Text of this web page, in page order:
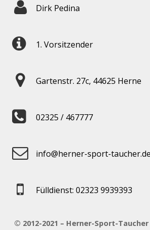
Dirk Pedina
1. Vorsitzender
Gartenstr. 27c, 44625 Herne
02325 / 467777
info@herner-sport-taucher.de
Fülldienst: 02323 9939393
© 2012-2021 – Herner-Sport-Taucher